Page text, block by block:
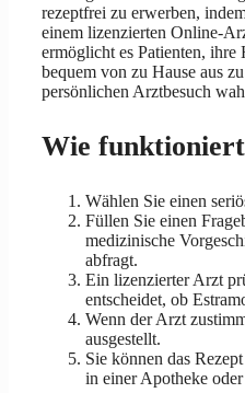
rezeptfrei zu erwerben,
einem lizenzierten Online-
ermöglicht es Patienten, ihre
bequem von zu Hause aus
persönlichen Arztbesuch
Wie funktioniert
Wählen Sie einen
Füllen Sie einen
medizinische
abfragt.
Ein lizenzierter Arzt
entscheidet, ob
Wenn der Arzt
ausgestellt.
Sie können das
in einer Apotheke